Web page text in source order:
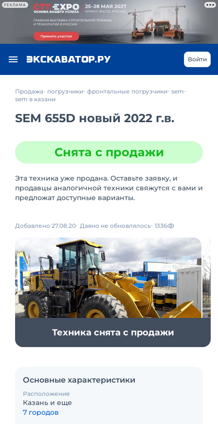
РЕКЛАМА
Войти
Продажа погрузчики фронтальные погрузчики sem
sem в казани
SEM 655D новый 2022 г.в.
Снята с продажи
Эта техника уже продана. Оставьте заявку, и
продавцы аналогичной техники свяжутся с вами и
предложат доступные варианты.
Добавлено 27.08.20 Давно не обновлялось 1336
Техника снята с продажи
Основные характеристики
Расположение
Казань и еще
7 городов